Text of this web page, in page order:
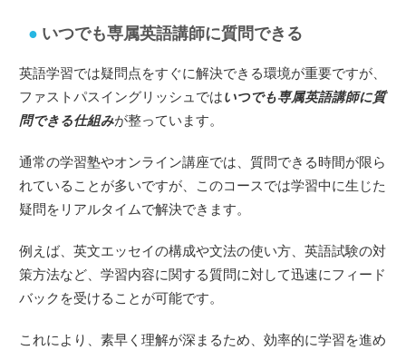
いつでも専属英語講師に質問できる
英語学習では疑問点をすぐに解決できる環境が重要ですが、
ファストパスイングリッシュではいつでも専属英語講師に質
問できる仕組みが整っています。
通常の学習塾やオンライン講座では、質問できる時間が限ら
れていることが多いですが、このコースでは学習中に生じた
疑問をリアルタイムで解決できます。
例えば、英文エッセイの構成や文法の使い方、英語試験の対
策方法など、学習内容に関する質問に対して迅速にフィード
バックを受けることが可能です。
これにより、素早く理解が深まるため、効率的に学習を進め